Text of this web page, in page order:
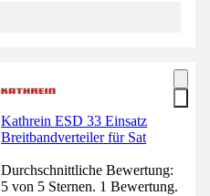
Kathrein ESD 33 Einsatz
Breitbandverteiler für Sat
Durchschnittliche Bewertung:
5 von 5 Sternen. 1 Bewertung.